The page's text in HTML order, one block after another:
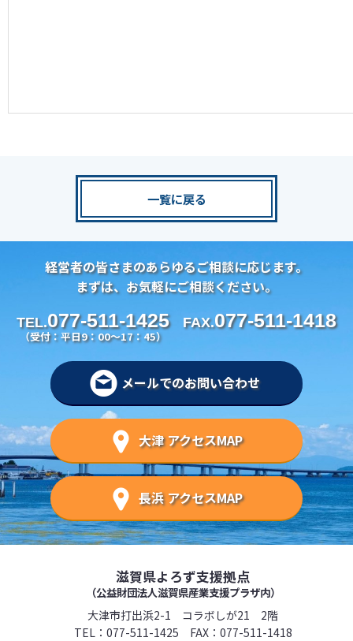
一覧に戻る
経営者の皆さまのあらゆるご相談に応じます。
まずは、お気軽にご相談ください。
TEL.077-511-1425
（受付：平日9：00～17：45）
FAX.077-511-1418
メールでのお問い合わせ
大津 アクセスMAP
長浜 アクセスMAP
滋賀県よろず支援拠点
（公益財団法人滋賀県産業支援プラザ内）
大津市打出浜2-1 コラボしが21 2階
TEL： 077-511-1425 FAX：077-511-1418